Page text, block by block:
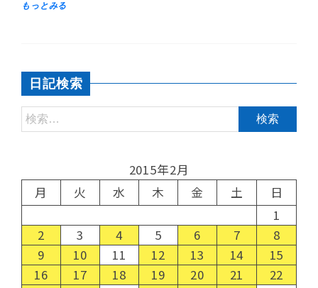
日記検索
2015年2月
月
火 水 木 金 土
日
1
2
3 4 5 6 7
8
9
10 11 12 13 14
15
16
17 18 19 20 21
22